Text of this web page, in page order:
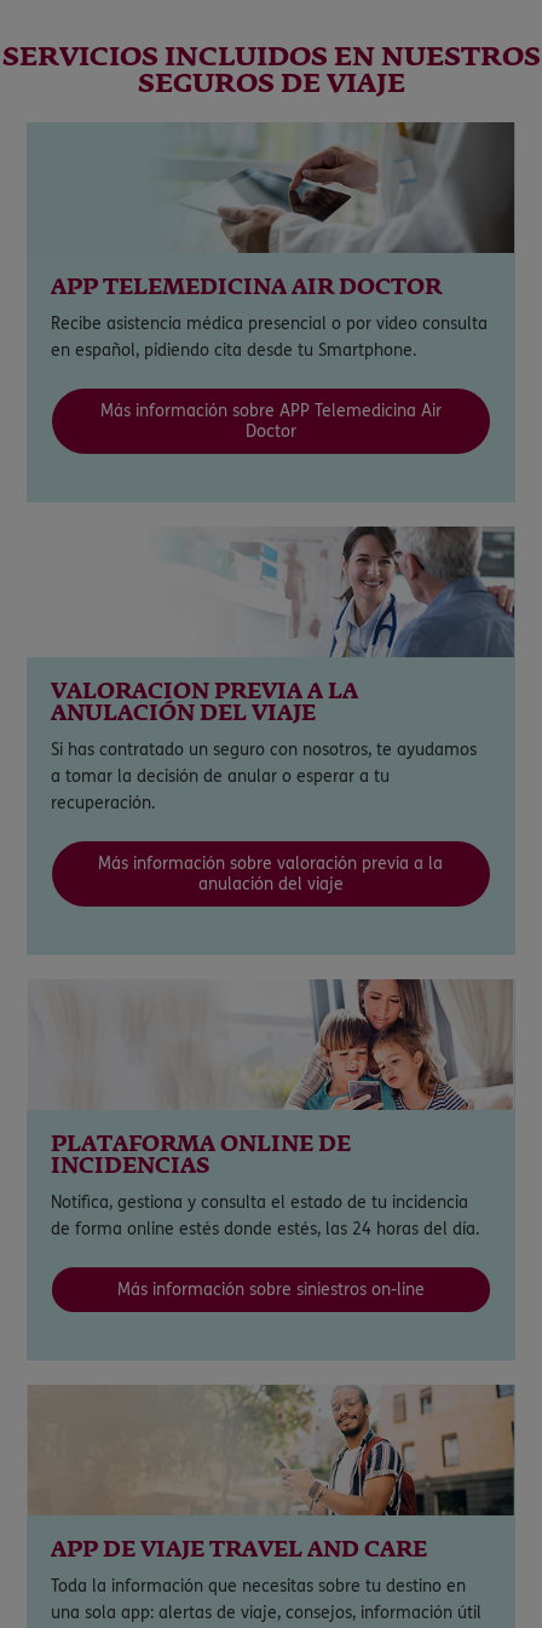
SERVICIOS INCLUIDOS EN NUESTROS
SEGUROS DE VIAJE
APP TELEMEDICINA AIR DOCTOR
Recibe asistencia médica presencial o por video consulta
en español, pidiendo cita desde tu Smartphone.
Más información sobre APP Telemedicina Air
Doctor
VALORACIÓN PREVIA A LA
ANULACIÓN DEL VIAJE
Si has contratado un seguro con nosotros, te ayudamos
a tomar la decisión de anular o esperar a tu
recuperación.
Más información sobre valoración previa a la
anulación del viaje
PLATAFORMA ONLINE DE
INCIDENCIAS
Notifica, gestiona y consulta el estado de tu incidencia
de forma online estés donde estés, las 24 horas del día.
Más información sobre siniestros on-line
APP DE VIAJE TRAVEL AND CARE
Toda la información que necesitas sobre tu destino en
una sola app: alertas de viaje, consejos, información útil